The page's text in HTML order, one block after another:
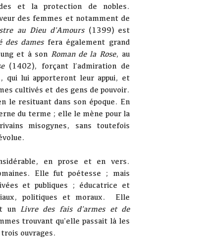
et la protection de nobles.
des femmes et notamment de
au Dieu d'Amours(1399) est
des damesfera également grand
et à son Roman de la Rose, au
(1402), forçant l’admiration de
qui lui apporteront leur appui, et
cultivés et des gens de pouvoir.
le resituant dans son époque. En
du terme ; elle le mène pour la
misogynes, sans toutefois
en prose et en vers.
Elle fut poétesse ; mais
et publiques ; éducatrice et
politiques et moraux. Elle
un Livre des fais d'armes et de
trouvant qu'elle passait là les
ouvrages.